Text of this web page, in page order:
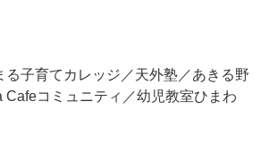
る子育てカレッジ／天外塾／あきる野
Cafeコミュニティ／幼児教室ひまわ